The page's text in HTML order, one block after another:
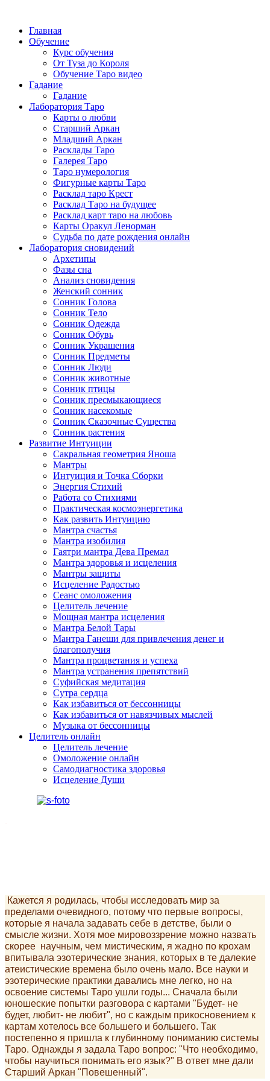
Главная
Обучение
Курс обучения
От Туза до Короля
Обучение Таро видео
Гадание
Гадание
Лаборатория Таро
Карты о любви
Старший Аркан
Младший Аркан
Расклады Таро
Галерея Таро
Таро нумерология
Фигурные карты Таро
Расклад таро Крест
Расклад Таро на будущее
Расклад карт таро на любовь
Карты Оракул Ленорман
Судьба по дате рождения онлайн
Лаборатория сновидений
Архетипы
Фазы сна
Анализ сновидения
Женский сонник
Сонник Голова
Сонник Тело
Сонник Одежда
Сонник Обувь
Сонник Украшения
Сонник Предметы
Сонник Люди
Сонник животные
Сонник птицы
Сонник пресмыкающиеся
Сонник насекомые
Сонник Сказочные Существа
Сонник растения
Развитие Интуиции
Сакральная геометрия Яноша
Мантры
Интуиция и Точка Сборки
Энергия Стихий
Работа со Стихиями
Практическая космоэнергетика
Как развить Интуицию
Мантра счастья
Мантра изобилия
Гаятри мантра Дева Премал
Мантра здоровья и исцеления
Мантры защиты
Исцеление Радостью
Сеанс омоложения
Целитель лечение
Мощная мантра исцеления
Мантра Белой Тары
Мантра Ганеши для привлечения денег и
благополучия
Мантра процветания и успеха
Мантра устранения препятствий
Суфийская медитация
Сутра сердца
Как избавиться от бессонницы
Как избавиться от навязчивых мыслей
Музыка от бессонницы
Целитель онлайн
Целитель лечение
Омоложение онлайн
Самодиагностика здоровья
Исцеление Души
Кажется я родилась, чтобы исследовать мир за
пределами очевидного, потому что первые вопросы,
которые я начала задавать себе в детстве, были о
смысле жизни. Хотя мое мировоззрение можно назвать
скорее научным, чем мистическим, я жадно по крохам
впитывала эзотерические знания, которых в те далекие
атеистические времена было очень мало. Все науки и
эзотерические практики давались мне легко, но на
освоение системы Таро ушли годы... Сначала были
юношеские попытки разговора с картами "Будет- не
будет, любит- не любит", но с каждым прикосновением к
картам хотелось все большего и большего. Так
постепенно я пришла к глубинному пониманию системы
Таро. Однажды я задала Таро вопрос: "Что необходимо,
чтобы научиться понимать его язык?" В ответ мне дали
Старший Аркан "Повешенный".